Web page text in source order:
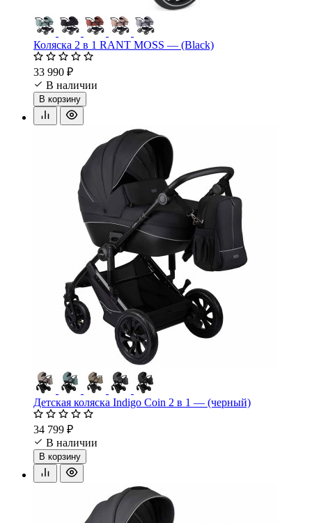
Коляска 2 в 1 RANT MOSS — (Black)
33 990 ₽
В наличии
В корзину
Детская коляска Indigo Coin 2 в 1 — (черный)
34 799 ₽
В наличии
В корзину